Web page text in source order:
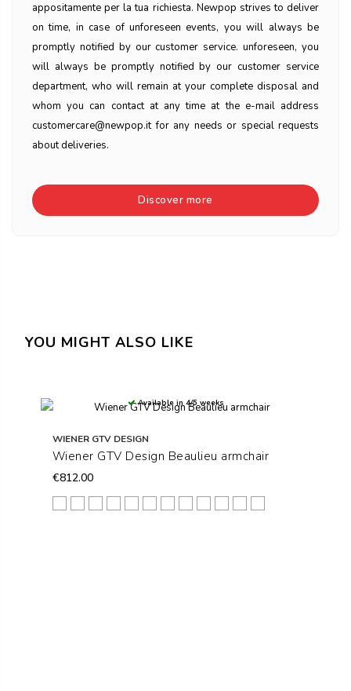
appositamente per la tua richiesta. Newpop strives to deliver
on time, in case of unforeseen events, you will always be
promptly notified by our customer service. unforeseen, you
will always be promptly notified by our customer service
department, who will remain at your complete disposal and
whom you can contact at any time at the e-mail address
customercare@newpop.it for any needs or special requests
about deliveries.
Discover more
YOU MIGHT ALSO LIKE
Available in 4/5 weeks
WIENER GTV DESIGN
Wiener GTV Design Beaulieu armchair
€812.00
B01C01 RAL 9005
B03C02 RAL 9010
B04D01 RAL 1013
B08D03 RAL 7030
D19 S7502-G DARK GREY
D15 RAL 5020
D23 S6020 G10Y
D14 RAL 3005